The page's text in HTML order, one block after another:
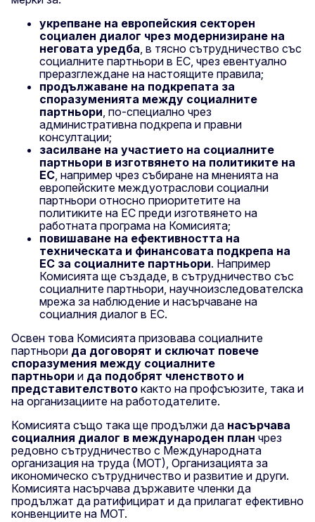
укрепване на европейския секторен
социален диалог чрез модернизиране на
неговата уредба, в тясно сътрудничество със
социалните партньори в ЕС, чрез евентуално
преразглеждане на настоящите правила;
продължаване на подкрепата за
споразуменията между социалните
партньори, по-специално чрез
административна подкрепа и правни
консултации;
засилване на участието на социалните
партньори в изготвянето на политиките на
ЕС, например чрез събиране на мненията на
европейските междуотраслови социални
партньори относно приоритетите на
политиките на ЕС преди изготвянето на
работната програма на Комисията;
повишаване на ефективността на
техническата и финансовата подкрепа на
ЕС за социалните партньори. Например
Комисията ще създаде, в сътрудничество със
социалните партньори, научноизследователска
мрежа за наблюдение и насърчаване на
социалния диалог в ЕС.
Освен това Комисията призовава социалните
партньори да договорят и сключат повече
споразумения между социалните
партньори и да подобрят членството и
представителството както на профсъюзите, така и
на организациите на работодателите.
Комисията също така ще продължи да насърчава
социалния диалог в международен план чрез
редовно сътрудничество с Международната
организация на труда (МОТ), Организацията за
икономическо сътрудничество и развитие и други.
Комисията насърчава държавите членки да
продължат да ратифицират и да прилагат ефективно
конвенциите на МОТ.